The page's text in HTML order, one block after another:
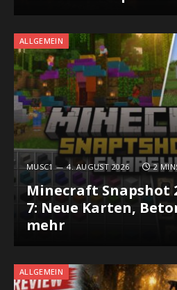
ALLGEMEIN
MUSC1 4. AUGUST 2026 2
Minecraft Snapshot
7: Neue Karten,
mehr
ALLGEMEIN